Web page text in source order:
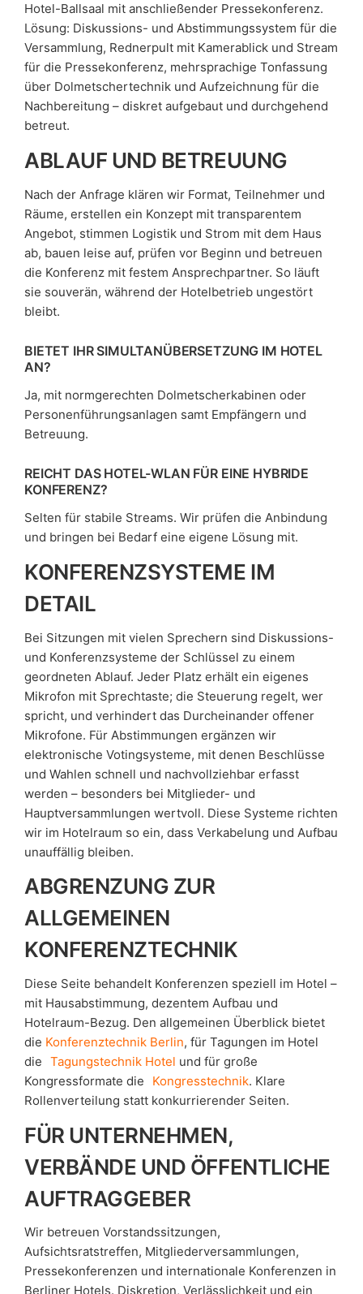
Hotel-Ballsaal mit anschließender Pressekonferenz.
Lösung: Diskussions- und Abstimmungssystem für die
Versammlung, Rednerpult mit Kamerablick und Stream
für die Pressekonferenz, mehrsprachige Tonfassung
über Dolmetschertechnik und Aufzeichnung für die
Nachbereitung – diskret aufgebaut und durchgehend
betreut.
ABLAUF UND BETREUUNG
Nach der Anfrage klären wir Format, Teilnehmer und
Räume, erstellen ein Konzept mit transparentem
Angebot, stimmen Logistik und Strom mit dem Haus
ab, bauen leise auf, prüfen vor Beginn und betreuen
die Konferenz mit festem Ansprechpartner. So läuft
sie souverän, während der Hotelbetrieb ungestört
bleibt.
BIETET IHR SIMULTANÜBERSETZUNG IM HOTEL
AN?
Ja, mit normgerechten Dolmetscherkabinen oder
Personenführungsanlagen samt Empfängern und
Betreuung.
REICHT DAS HOTEL-WLAN FÜR EINE HYBRIDE
KONFERENZ?
Selten für stabile Streams. Wir prüfen die Anbindung
und bringen bei Bedarf eine eigene Lösung mit.
KONFERENZSYSTEME IM
DETAIL
Bei Sitzungen mit vielen Sprechern sind Diskussions-
und Konferenzsysteme der Schlüssel zu einem
geordneten Ablauf. Jeder Platz erhält ein eigenes
Mikrofon mit Sprechtaste; die Steuerung regelt, wer
spricht, und verhindert das Durcheinander offener
Mikrofone. Für Abstimmungen ergänzen wir
elektronische Votingsysteme, mit denen Beschlüsse
und Wahlen schnell und nachvollziehbar erfasst
werden – besonders bei Mitglieder- und
Hauptversammlungen wertvoll. Diese Systeme richten
wir im Hotelraum so ein, dass Verkabelung und Aufbau
unauffällig bleiben.
ABGRENZUNG ZUR
ALLGEMEINEN
KONFERENZTECHNIK
Diese Seite behandelt Konferenzen speziell im Hotel –
mit Hausabstimmung, dezentem Aufbau und
Hotelraum-Bezug. Den allgemeinen Überblick bietet
die Konferenztechnik Berlin, für Tagungen im Hotel
die Tagungstechnik Hotel und für große
Kongressformate die
Kongresstechnik. Klare
Rollenverteilung statt konkurrierender Seiten.
FÜR UNTERNEHMEN,
VERBÄNDE UND ÖFFENTLICHE
AUFTRAGGEBER
Wir betreuen Vorstandssitzungen,
Aufsichtsratstreffen, Mitgliederversammlungen,
Pressekonferenzen und internationale Konferenzen in
Berliner Hotels. Diskretion, Verlässlichkeit und ein